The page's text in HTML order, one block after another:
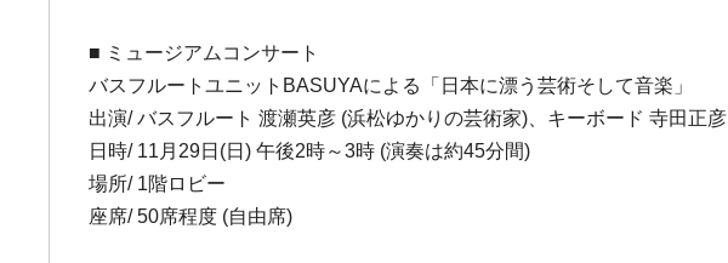
■ ミュージアムコンサート
バスフルートユニットBASUYAによる「日本に漂う芸術そして音楽」
出演/ バスフルート 渡瀬英彦 (浜松ゆかりの芸術家)、キーボード 寺田正彦
日時/ 11月29日(日) 午後2時～3時 (演奏は約45分間)
場所/ 1階ロビー
座席/ 50席程度 (自由席)